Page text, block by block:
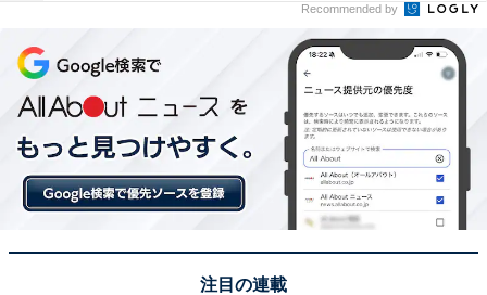
Recommended by
注目の連載